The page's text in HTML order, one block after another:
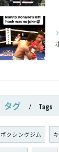
タグ Tags
ボクシングジム